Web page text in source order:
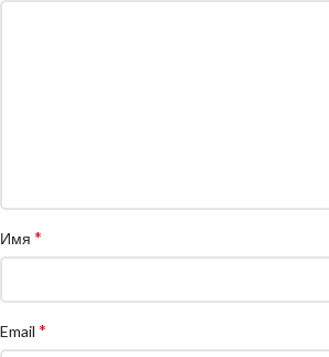
Имя *
Email *